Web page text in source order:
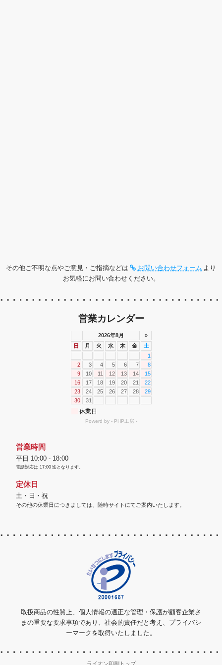
その他ご不明な点やご意見・ご指摘などは お問い合わせフォーム より
お気軽にお問い合わせください。
営業カレンダー
営業時間
平日 10:00 - 18:00
電話対応は 17:00 迄となります。
定休日
土・日・祝
その他の休業日につきましては、随時サイトにてご案内いたします。
取扱商品の性質上、個人情報の適正な管理・保護が顧客企業さ
まの重要な要求事項であり、社会的責任だと考え、プライバシ
ーマークを取得いたしました。
ライオン印刷トップ